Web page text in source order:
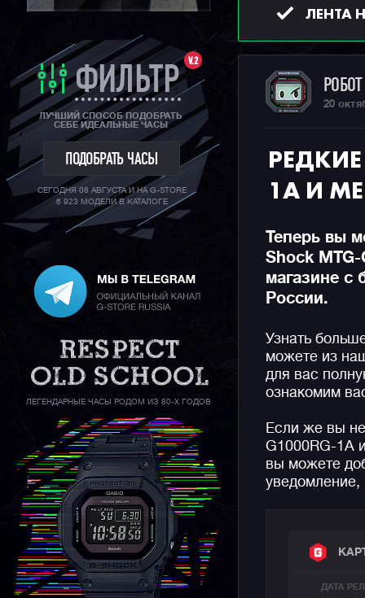
V.2
ФИЛЬТР
ЛУЧШИЙ СПОСОБ ПОДОБРАТЬ
СЕБЕ ИДЕАЛЬНЫЕ ЧАСЫ
ПОДОБРАТЬ ЧАСЫ
СЕГОДНЯ 08 АВГУСТА И НА G-STORE
6 923 МОДЕЛИ В КАТАЛОГЕ
ЛЕГЕНДАРНЫЕ ЧАСЫ РОДОМ ИЗ 80-Х ГОДОВ
ЛЕНТА
20
РЕДКИЕ
1A И
Теперь вы
Shock
магазине с
России.
Узнать
можете из
для вас
ознакомим
Если же вы
G1000RG-1A
вы можете
уведомление,
ДАТА